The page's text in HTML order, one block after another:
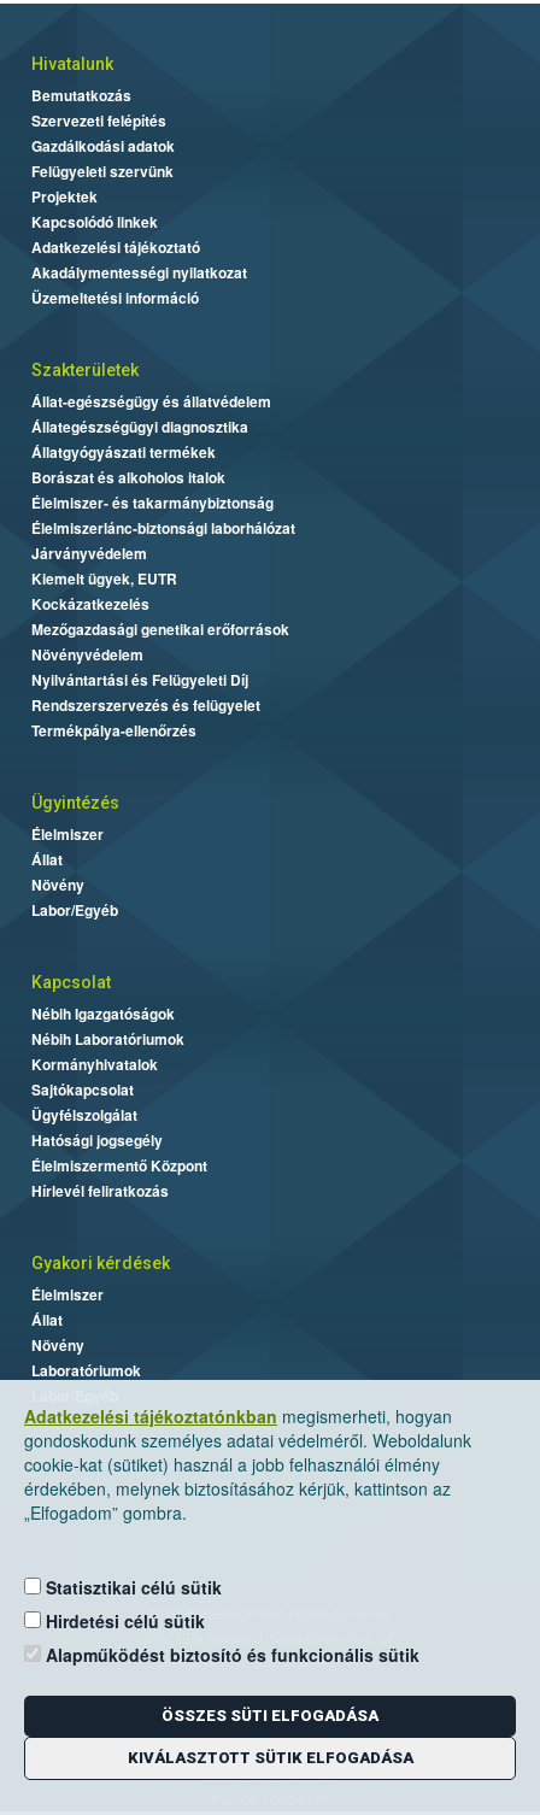
Adatkezelési tájékoztatónkban megismerheti, hogyan
gondoskodunk személyes adatai védelméről. Weboldalunk
cookie-kat (sütiket) használ a jobb felhasználói élmény
érdekében, melynek biztosításához kérjük, kattintson az
„Elfogadom” gombra.
Statisztikai célú sütik
Hirdetési célú sütik
Alapműködést biztosító és funkcionális sütik
ÖSSZES SÜTI ELFOGADÁSA
KIVÁLASZTOTT SÜTIK ELFOGADÁSA
Hivatalunk
Bemutatkozás
Szervezeti felépítés
Gazdálkodási adatok
Felügyeleti szervünk
Projektek
Kapcsolódó linkek
Adatkezelési tájékoztató
Akadálymentességi nyilatkozat
Üzemeltetési információ
Szakterületek
Állat-egészségügy és állatvédelem
Állategészségügyi diagnosztika
Állatgyógyászati termékek
Borászat és alkoholos italok
Élelmiszer- és takarmánybiztonság
Élelmiszerlánc-biztonsági laborhálózat
Járványvédelem
Kiemelt ügyek, EUTR
Kockázatkezelés
Mezőgazdasági genetikai erőforrások
Növényvédelem
Nyilvántartási és Felügyeleti Díj
Rendszerszervezés és felügyelet
Termékpálya-ellenőrzés
Ügyintézés
Élelmiszer
Állat
Növény
Labor/Egyéb
Kapcsolat
Nébih Igazgatóságok
Nébih Laboratóriumok
Kormányhivatalok
Sajtókapcsolat
Ügyfélszolgálat
Hatósági jogsegély
Élelmiszermentő Központ
Hírlevél feliratkozás
Gyakori kérdések
Élelmiszer
Állat
Növény
Laboratóriumok
Nemzeti Élelmiszerlánc-biztonsági Hivatal
Levelezési cím: 1525 Budapest. Pf. 30.
E-mail:ugyfelszolgalat@nebih.gov.hu
Zöld szám: 06-80/263-244
Telefon: 06-1/ 336-9000